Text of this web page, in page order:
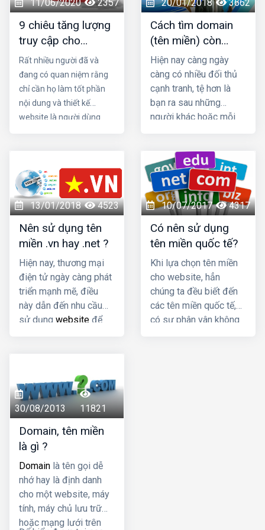
một Website chuẩn SEO,
với giao diện tinh tế lại thu
hút người dùng.
bạn chạy được. Nếu
bạn chỉ có tên miền -
domain mà không có
dịch vụ web hosting thì
bạn không thể có một
trang web được.
11/06/2020 2357
9 chiêu tăng lượng
truy cập cho
website
Rất nhiều người đã và
đang có quan niệm rằng
chỉ cần họ làm tốt phần
nội dung và thiết kế
website là người dùng
lượng truy cập cho
website cùng tìm hiểu
nhé
20/01/2018 3662
Cách tìm domain
(tên miền) còn
trống một cách
nhanh chóng
Hiện nay càng ngày
càng có nhiều đối thủ
cạnh tranh, tệ hơn là
bạn ra sau những
người khác hoặc mỗi
việc lựa chọn tên miền
lại càng khó khăn hơn
13/01/2018 4523
Nên sử dụng tên
miền .vn hay .net ?
Hiện nay, thương mại
điện tử ngày càng phát
triển mạnh mẽ, điều
này dẫn đến nhu cầu
sử dụng website để
nhiên một trong những
vấn đề thường khiến
các doanh nghiệp cảm
thấy đau đầu đó là lựa
chọn đuôi tên miền phù
hợp.
10/07/2017 4317
Có nên sử dụng
tên miền quốc tế?
Khi lựa chọn tên miền
cho website, hẳn
chúng ta đều biết đến
các tên miền quốc tế,
có sự phân vân không
30/08/2013 11821
Domain, tên miền
là gì ?
Domain là tên gọi dễ
nhớ hay là định danh
cho một website, máy
tính, máy chủ lưu trữ
hoặc mạng lưới trên